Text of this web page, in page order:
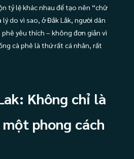
tỷ lệ khác nhau để tạo nên “chữ
do vì sao, ở Đắk Lắk, người dân
yêu thích – không đơn giản vì
cà phê là thứ rất cá nhân, rất
Không chỉ là
phong cách